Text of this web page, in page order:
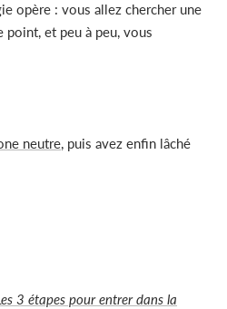
opère : vous allez chercher une
point, et peu à peu, vous
neutre, puis avez enfin lâché
3 étapes pour entrer dans la